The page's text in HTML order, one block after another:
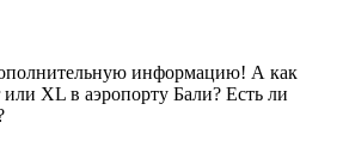
информацию! А как
или XL в аэропорту Бали? Есть ли